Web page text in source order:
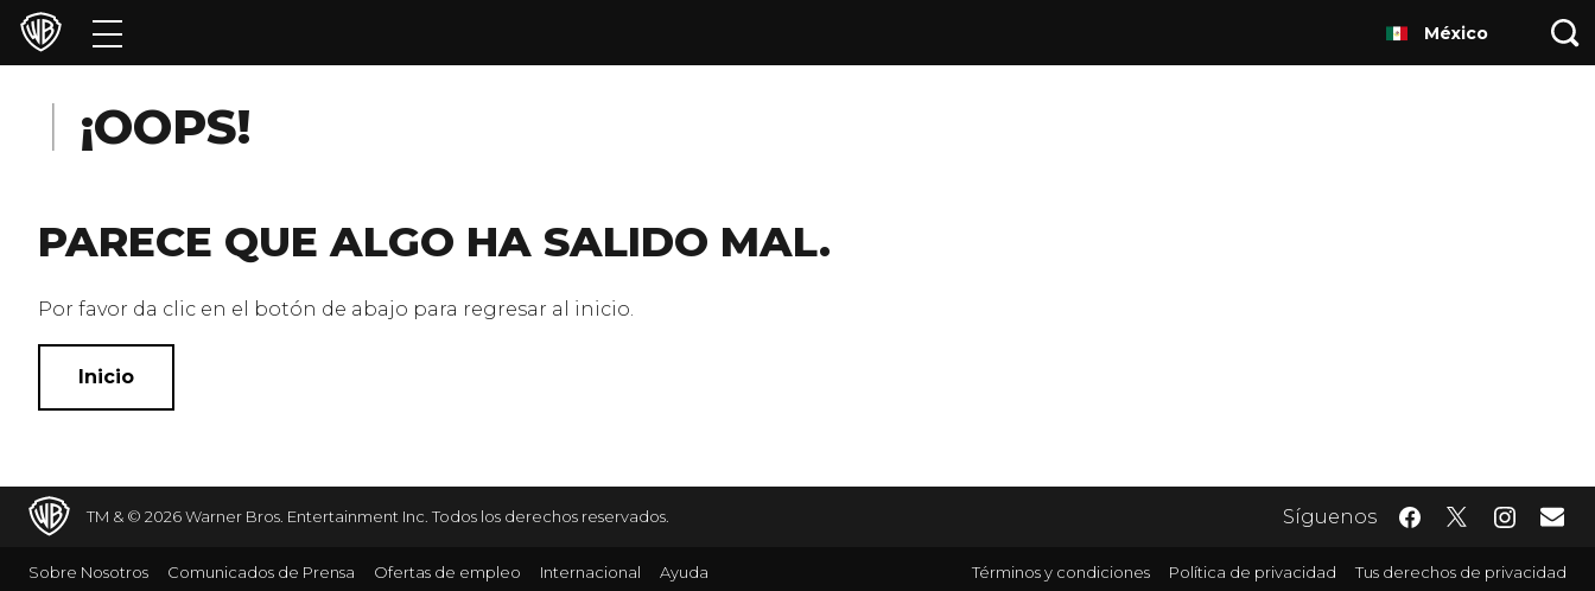
Películas
Franquicias
Colecciones
Noticias
México
¡OOPS!
PARECE QUE ALGO HA SALIDO MAL.
Por favor da clic en el botón de abajo para regresar al inicio.
Inicio
TM & © 2026 Warner Bros. Entertainment Inc. Todos los derechos reservados. Síguenos
Sobre Nosotros Comunicados de Prensa Ofertas de empleo Internacional Ayuda Términos y condiciones Política de privacidad Tus derechos de privacidad